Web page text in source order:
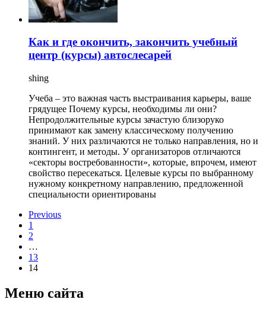
Как и где окончить, закончить учебный
центр (курсы) автослесарей
shing
Учеба – это важная часть выстраивания карьеры, ваше
грядущее Почему курсы, необходимы ли они?
Непродолжительные курсы зачастую близоруко
принимают как замену классическому получению
знаний. У них различаются не только направления, но и
контингент, и методы. У организаторов отличаются
«секторы востребованности», которые, впрочем, имеют
свойство пересекаться. Целевые курсы по выбранному
нужному конкретному направлению, предложенной
специальности ориентированы
Previous
1
2
…
13
14
Меню сайта